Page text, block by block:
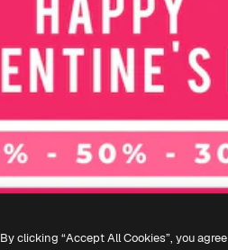
By clicking “Accept All Cookies”, you